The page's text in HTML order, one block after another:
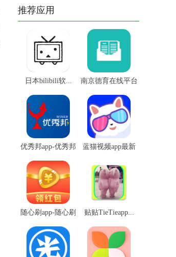
推荐应用
日本bilibili软...
南京德育在线平台
app...
优秀邦app-优秀邦
安...
蓝猫视频app最新
随心刷app-随心刷
短...
贴贴TieTieapp...